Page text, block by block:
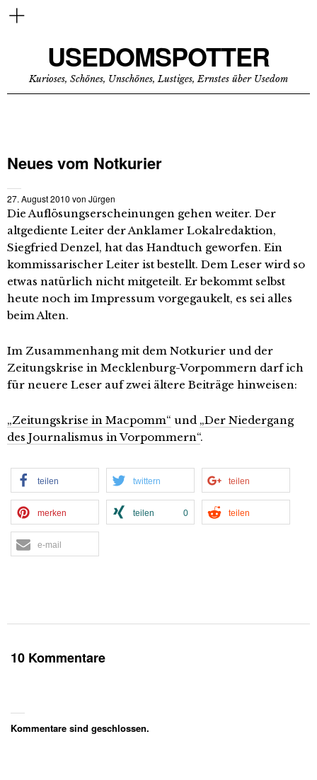
USEDOMSPOTTER
Kurioses, Schönes, Unschönes, Lustiges, Ernstes über Usedom
Neues vom Notkurier
27. August 2010 von Jürgen
Die Auflösungserscheinungen gehen weiter. Der
altgediente Leiter der Anklamer Lokalredaktion,
Siegfried Denzel, hat das Handtuch geworfen. Ein
kommissarischer Leiter ist bestellt. Dem Leser wird so
etwas natürlich nicht mitgeteilt. Er bekommt selbst
heute noch im Impressum vorgegaukelt, es sei alles
beim Alten.
Im Zusammenhang mit dem Notkurier und der
Zeitungskrise in Mecklenburg-Vorpommern darf ich
für neuere Leser auf zwei ältere Beiträge hinweisen:
„Zeitungskrise in Macpomm“ und „Der Niedergang
des Journalismus in Vorpommern“.
teilen twittern teilen
merken teilen 0 teilen
e-mail
10 Kommentare
Kommentare sind geschlossen.